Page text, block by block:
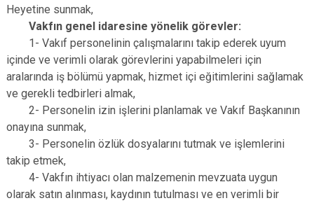
Heyetine sunmak,
Vakfın genel idaresine yönelik görevler:
1- Vakıf personelinin çalışmalarını takip ederek uyum
içinde ve verimli olarak görevlerini yapabilmeleri için
aralarında iş bölümü yapmak, hizmet içi eğitimlerini sağlamak
ve gerekli tedbirleri almak,
2- Personelin izin işlerini planlamak ve Vakıf Başkanının
onayına sunmak,
3- Personelin özlük dosyalarını tutmak ve işlemlerini
takip etmek,
4- Vakfın ihtiyacı olan malzemenin mevzuata uygun
olarak satın alınması, kaydının tutulması ve en verimli bir